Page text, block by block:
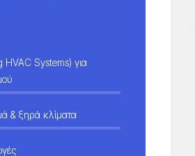
Systems) για
& ξηρά κλίματα